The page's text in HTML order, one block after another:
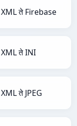
XML ते Firebase
XML ते INI
XML ते JPEG